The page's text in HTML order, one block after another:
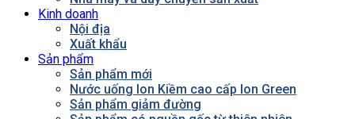
Kinh doanh
Nội địa
Xuất khẩu
Sản phẩm
Sản phẩm mới
Nước uống Ion Kiềm cao cấp Ion Green
Sản phẩm giảm đường